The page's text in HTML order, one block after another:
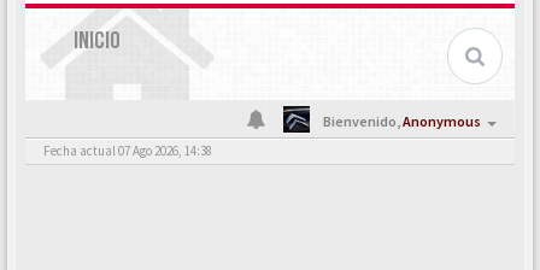
INICIO
Bienvenido,Anonymous
Fecha actual 07 Ago 2026, 14:38